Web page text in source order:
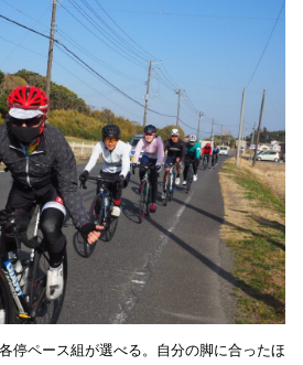
停ペース組が選べる。自分の脚に合ったほ